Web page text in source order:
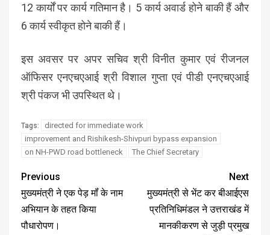
12 कार्यों पर कार्य गतिमान है। 5 कार्य अवार्ड होने बाकी हैं और
6 कार्य स्वीकृत होने बाकी हैं।
इस अवसर पर अपर सचिव श्री विनीत कुमार एवं रीजनल
ऑफिसर एनएचएआई श्री विशाल गुप्ता एवं पीडी एनएचएआई
श्री पंकज भी उपस्थित थे।
Tags:
directed for immediate work
improvement and Rishikesh-Shivpuri bypass expansion
on NH-PWD road bottleneck
The Chief Secretary
Previous
मुख्यमंत्री ने एक पेड़ मॉं के नाम
अभियान के तहत किया
पौधारोपण।
Next
मुख्यमंत्री से भेंट कर बीआईएस
प्रतिनिधिमंडल ने उत्तराखंड में
मानकीकरण से जुड़ी प्रमुख